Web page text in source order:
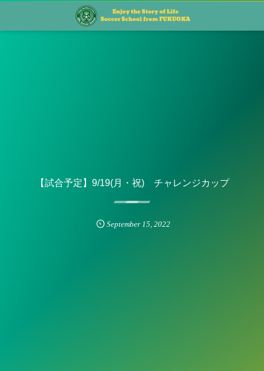
【試合予定】9/19(月・祝) チャレンジカップ
September 15, 2022